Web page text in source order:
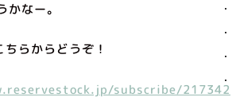
かなー。
らからどうぞ！
subscribe/217342